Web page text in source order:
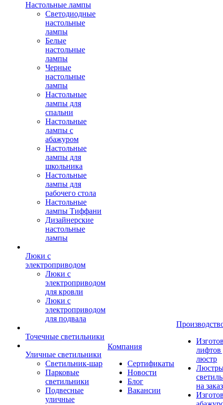
Настольные лампы
Светодиодные
настольные
лампы
Белые
настольные
лампы
Черные
настольные
лампы
Настольные
лампы для
спальни
Настольные
лампы с
абажуром
Настольные
лампы для
школьника
Настольные
лампы для
рабочего стола
Настольные
лампы Тиффани
Дизайнерские
настольные
лампы
Люки с
электроприводом
Люки с
электроприводом
для кровли
Люки с
электроприводом
для подвала
Точечные светильники
Уличные светильники
Светильник-шар
Парковые
светильники
Подвесные
уличные
Компания
Сертификаты
Новости
Блог
Вакансии
лифтов
люстр
на заказ